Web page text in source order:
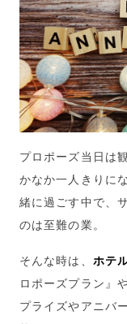
プロポーズ当日は
かなか一人きりに
緒に過ごす中で、
のは至難の業。
そんな時は、 ホテ
ロポーズプラン』
プライズやアニバ